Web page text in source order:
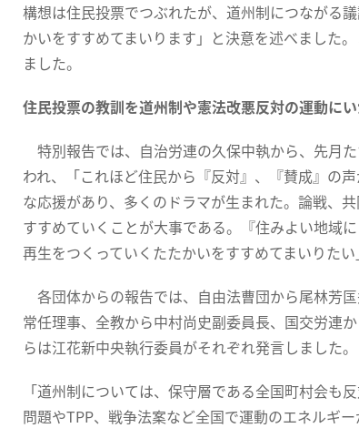
構想は住民投票でつぶれたが、道州制につながる
かいをすすめてまいります」と決意を述べました
ました。
住民投票の教訓を道州制や憲法改悪反対の運動に
特別報告では、自治労連の久保中執から、先月
われ、「これほど住民から『反対』、『賛成』の
な応援があり、多くのドラマが生まれた。論戦、
すすめていくことが大事である。『住みよい地域
再生をつくっていくたたかいをすすめてまいりたい
各団体からの報告では、自由法曹団から尾林芳
常任理事、全教から中村尚史副委員長、国交労連
らは江花新中央執行委員がそれぞれ発言しました。
「道州制については、保守層である全国町村会も
問題やTPP、戦争法案など全国で運動のエネルギ